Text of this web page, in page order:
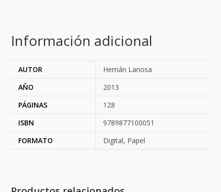
Información adicional
AUTOR
Hernán Lanosa
AÑO
2013
PÁGINAS
128
ISBN
9789877100051
FORMATO
Digital, Papel